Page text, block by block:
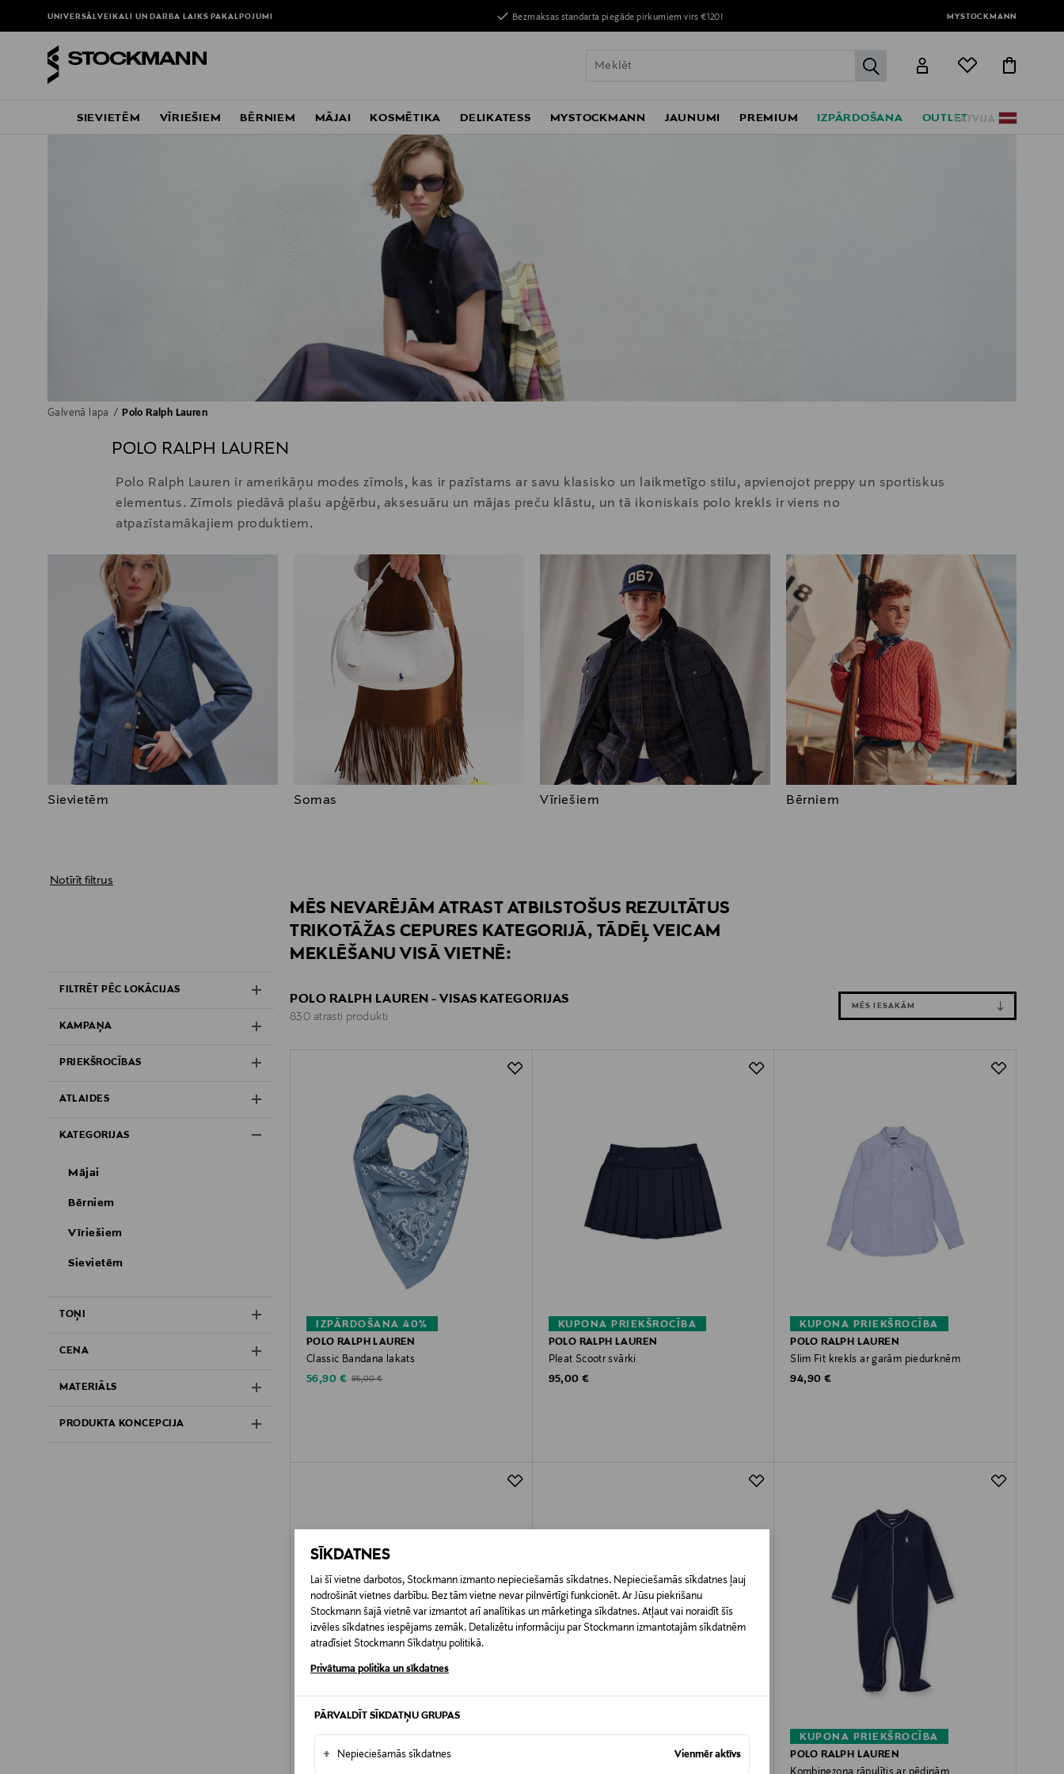
SĪKDATNES
Lai šī vietne darbotos, Stockmann izmanto nepieciešamās sīkdatnes. Nepieciešamās sīkdatnes ļauj
nodrošināt vietnes darbību. Bez tām vietne nevar pilnvērtīgi funkcionēt. Ar Jūsu piekrišanu
Stockmann šajā vietnē var izmantot arī analītikas un mārketinga sīkdatnes. Atļaut vai noraidīt šīs
izvēles sīkdatnes iespējams zemāk. Detalizētu informāciju par Stockmann izmantotajām sīkdatnēm
atradīsiet Stockmann Sīkdatņu politikā.
Privātuma politika un sīkdatnes
PĀRVALDĪT SĪKDATŅU GRUPAS
+ Nepieciešamās sīkdatnes Vienmēr aktīvs
UNIVERSĀLVEIKALI UN DARBA LAIKSPAKALPOJUMI Bezmaksas standarta piegāde pirkumiem virs €120! MYSTOCKMANN
label.header.go
LATVIJA
SIEVIETĒM VĪRIEŠIEM BĒRNIEM MĀJAI KOSMĒTIKA DELIKATESS MYSTOCKMANN JAUNUMI PREMIUM IZPĀRDOŠANA OUTLET
Galvenā lapa Polo Ralph Lauren
POLO RALPH LAUREN
Polo Ralph Lauren ir amerikāņu modes zīmols, kas ir pazīstams ar savu klasisko un laikmetīgo stilu, apvienojot preppy un sportiskus
elementus. Zīmols piedāvā plašu apģērbu, aksesuāru un mājas preču klāstu, un tā ikoniskais polo krekls ir viens no
atpazīstamākajiem produktiem.
Sievietēm Somas Vīriešiem Bērniem
Notīrīt filtrus
FILTRĒT PĒC LOKĀCIJAS
KAMPAŅA
PRIEKŠROCĪBAS
ATLAIDES
KATEGORIJAS
Mājai
Bērniem
Vīriešiem
Sievietēm
TOŅI
CENA
MATERIĀLS
PRODUKTA KONCEPCIJA
MĒS NEVARĒJĀM ATRAST ATBILSTOŠUS REZULTĀTUS
TRIKOTĀŽAS CEPURES KATEGORIJĀ, TĀDĒĻ VEICAM
MEKLĒŠANU VISĀ VIETNĒ:
POLO RALPH LAUREN - VISAS KATEGORIJAS
830 atrasti produkti
MĒS IESAKĀM
IZPĀRDOŠANA 40%
POLO RALPH LAUREN
Classic Bandana lakats
Discounted Price
56,90 € Original Price
95,00 €
KUPONA PRIEKŠROCĪBA
POLO RALPH LAUREN
Pleat Scootr svārki
Original Price
95,00 €
KUPONA PRIEKŠROCĪBA
POLO RALPH LAUREN
Slim Fit krekls ar garām piedurknēm
Original Price
94,90 €
IZPĀRDOŠANA 60%
POLO RALPH LAUREN
KUPONA PRIEKŠROCĪBA
KUPONA PRIEKŠROCĪBA
POLO RALPH LAUREN